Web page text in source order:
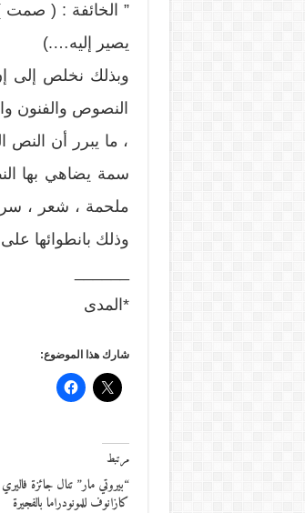
” الخائفة : (
يصير إليه….)
وبذلك نخلص إلى
النصوص والفنون
، ما يبرر أن النص
سمة يضاهي بها
ملحمة ، شعر ، سرد
وذلك بانطوائها
*المدى
شارك هذا الموضوع:
مرتبط
“بيروتي مار” تنال جائزة فاليري
كازانوف للمونودراما بالفجيرة